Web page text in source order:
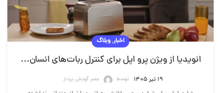
اخبار,وبلاگ
انویدیا از ویژن پرو اپل برای کنترل ربات‌های انسان‌نما استفاده می‌کند
۱۹ تیر ۱۴۰۵ توسط عصر گویش پرداز